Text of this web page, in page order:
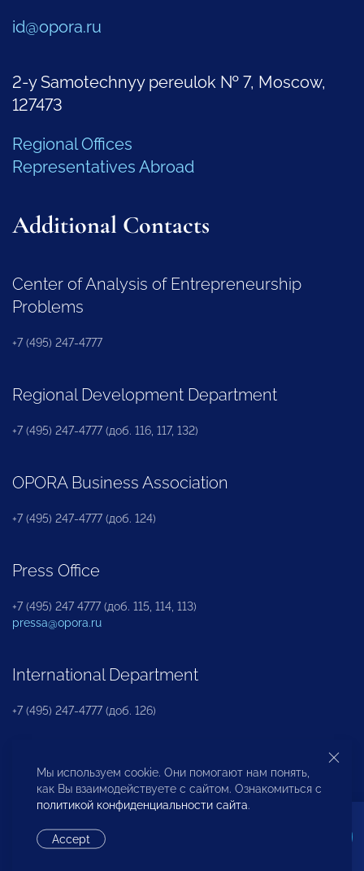
id@opora.ru
2-y Samotechnyy pereulok № 7, Moscow,
127473
Regional Offices
Representatives Abroad
Additional Contacts
Center of Analysis of Entrepreneurship
Problems
+7 (495) 247-4777
Regional Development Department
+7 (495) 247-4777 (доб. 116, 117, 132)
OPORA Business Association
+7 (495) 247-4777 (доб. 124)
Press Office
+7 (495) 247 4777 (доб. 115, 114, 113)
pressa@opora.ru
International Department
+7 (495) 247-4777 (доб. 126)
Business and Investment Rights Protection
Department
Мы используем cookie. Они помогают нам понять,
как Вы взаимодействуете с сайтом. Ознакомиться с
политикой конфиденциальности сайта.
Accept